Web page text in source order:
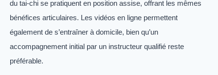
du tai-chi se pratiquent en position assise, offrant les mêmes
bénéfices articulaires. Les vidéos en ligne permettent
également de s’entraîner à domicile, bien qu’un
accompagnement initial par un instructeur qualifié reste
préférable.